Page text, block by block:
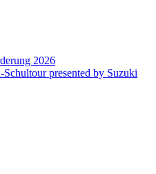
2026
presented by Suzuki